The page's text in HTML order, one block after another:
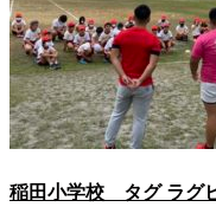
稲田小学校 タグ ラグ